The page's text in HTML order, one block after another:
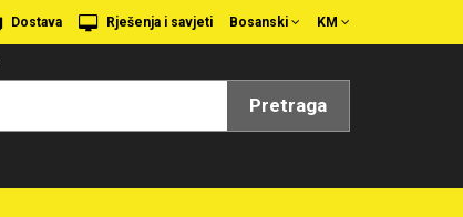
KM
Bosanski
Dostava Rješenja i savjeti
Pretraga